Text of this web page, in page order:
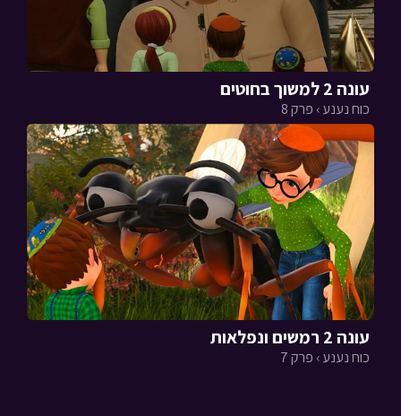
עונה 2 למשוך בחוטים
כוח נענע › פרק 8
עונה 2 רמשים ונפלאות
כוח נענע › פרק 7